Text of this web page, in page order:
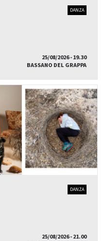
DANZA
25/08/2026 - 19.30
BASSANO DEL GRAPPA
DANZA
25/08/2026 - 21.00